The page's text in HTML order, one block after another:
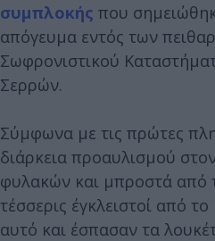
συμπλοκής που
απόγευμα εντός των
Σωφρονιστικού
Σερρών.
Σύμφωνα με τις πρώτες
διάρκεια προαυλισμού
φυλακών και μπροστά από
τέσσερις έγκλειστοί από
αυτό και έσπασαν τα